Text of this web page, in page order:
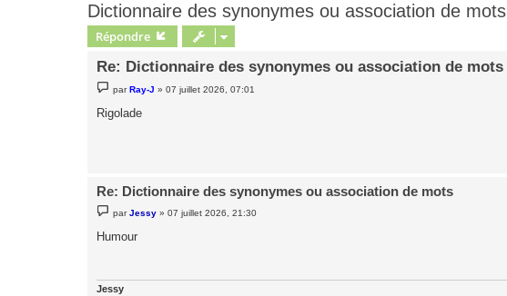
Dictionnaire des synonymes ou association de mots
Répondre
Re: Dictionnaire des synonymes ou association de mots
e
s
parRay-J »07 juillet 2026, 07:01
Rigolade
Re: Dictionnaire des synonymes ou association de mots
e
s
parJessy »07 juillet 2026, 21:30
Humour
Jessy